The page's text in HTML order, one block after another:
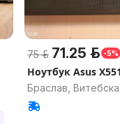
75 р. 71.25 р. -5%
Ноутбук Asus
Браслав,